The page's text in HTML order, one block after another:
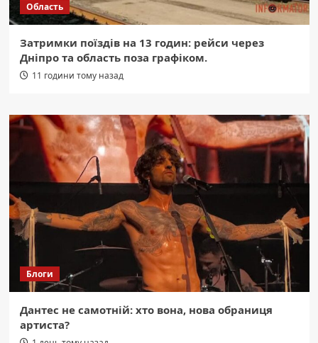
Область
Затримки поїздів на 13 годин: рейси через
Дніпро та область поза графіком.
11 години тому назад
Блоги
Дантес не самотній: хто вона, нова обраниця
артиста?